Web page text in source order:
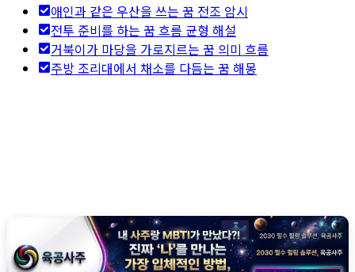
애인과 같은 우산을 쓰는 꿈 전조 암시
전투 준비를 하는 꿈 흐름 균형 해설
거북이가 마당을 가로지르는 꿈 의미 흐름
주방 조리대에서 채소를 다듬는 꿈 해몽